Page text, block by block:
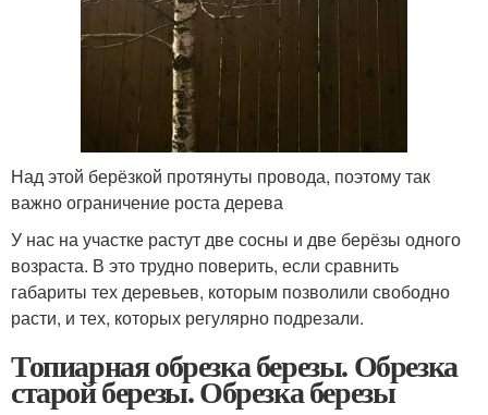
Над этой берёзкой протянуты провода, поэтому так
важно ограничение роста дерева
У нас на участке растут две сосны и две берёзы одного
возраста. В это трудно поверить, если сравнить
габариты тех деревьев, которым позволили свободно
расти, и тех, которых регулярно подрезали.
Топиарная обрезка березы. Обрезка
старой березы. Обрезка березы